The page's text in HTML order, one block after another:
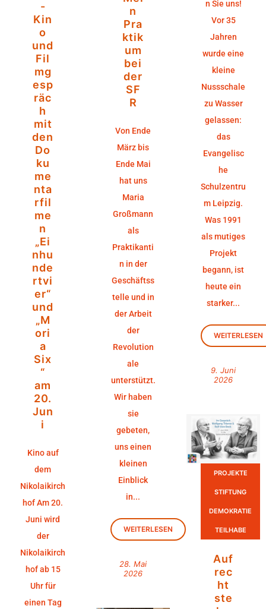
n Sie uns!
Vor 35
Jahren
wurde eine
kleine
Nussschale
zu Wasser
gelassen:
das
Evangelisc
he
Schulzentru
m Leipzig.
Was 1991
als mutiges
Projekt
begann, ist
heute ein
starker...
WEITERLESEN
9. Juni
2026
-
Kin
o
und
Fil
mg
esp
räc
h
mit
den
Do
ku
me
nta
rfil
me
n
„Ei
nhu
nde
rtvi
er“
und
„M
ori
a
Six
“
am
20.
Jun
i
Kino auf
dem
Nikolaikirch
hof Am 20.
Juni wird
der
Nikolaikirch
hof ab 15
Uhr für
einen Tag
n
Pra
ktik
um
bei
der
SF
R
Von Ende
März bis
Ende Mai
hat uns
Maria
Großmann
als
Praktikanti
n in der
Geschäftss
telle und in
der Arbeit
der
Revolution
ale
unterstützt.
Wir haben
sie
gebeten,
uns einen
kleinen
Einblick
in...
WEITERLESEN
28. Mai
2026
PROJEKTE
STIFTUNG
DEMOKRATIE
TEILHABE
Auf
rec
ht
ste